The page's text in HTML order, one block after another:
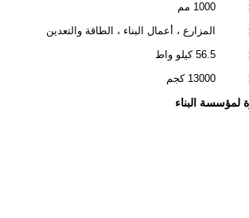
1000 مم
المزارع ، أعمال البناء ، الطاقة والتعدين
56.5 كيلو واط
13000 كجم
لمؤسسة البناء